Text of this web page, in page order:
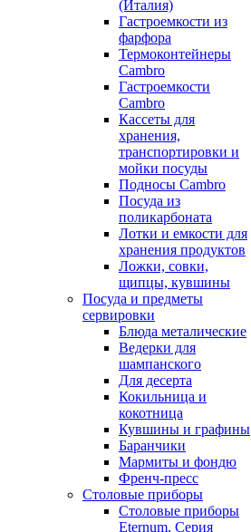
(Италия)
Гастроемкости из
фарфора
Термоконтейнеры
Cambro
Гастроемкости
Cambro
Кассеты для
хранения,
транспортировки и
мойки посуды
Подносы Cambro
Посуда из
поликарбоната
Лотки и емкости для
хранения продуктов
Ложки, совки,
щипцы, кувшины
Посуда и предметы
сервировки
Блюда металические
Ведерки для
шампанского
Для десерта
Кокильница и
кокотница
Кувшины и графины
Баранчики
Мармиты и фондю
Френч-пресс
Столовые приборы
Столовые приборы
Eternum. Серия